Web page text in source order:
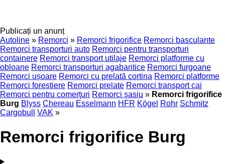
Publicați un anunț
Autoline » Remorci » Remorci frigorifice Remorci basculante
Remorci transporturi auto Remorci pentru transporturi
containere Remorci transport utilaje Remorci platforme cu
obloane Remorci transporturi agabaritice Remorci furgoane
Remorci ușoare Remorci cu prelată cortina Remorci platforme
Remorci forestiere Remorci prelate Remorci transport cai
Remorci pentru comerţuri Remorci şasiu » Remorci frigorifice
Burg Blyss Chereau Esselmann HFR Kögel Rohr Schmitz
Cargobull
VAK »
Remorci frigorifice Burg